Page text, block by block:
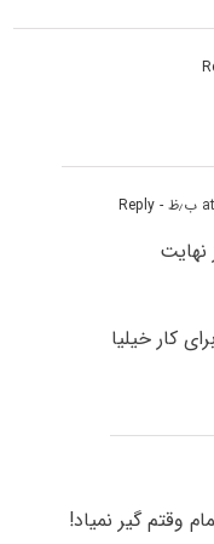
- Reply
نهایت
کار خیلیا
وقتم گیر نمیاد!